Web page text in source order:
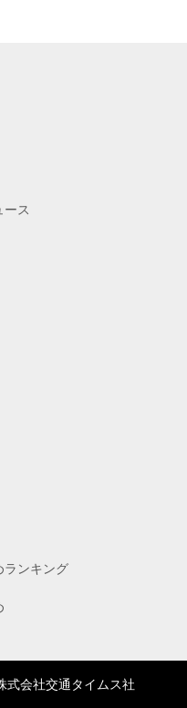
ース
ランキング
式会社交通タイムス社